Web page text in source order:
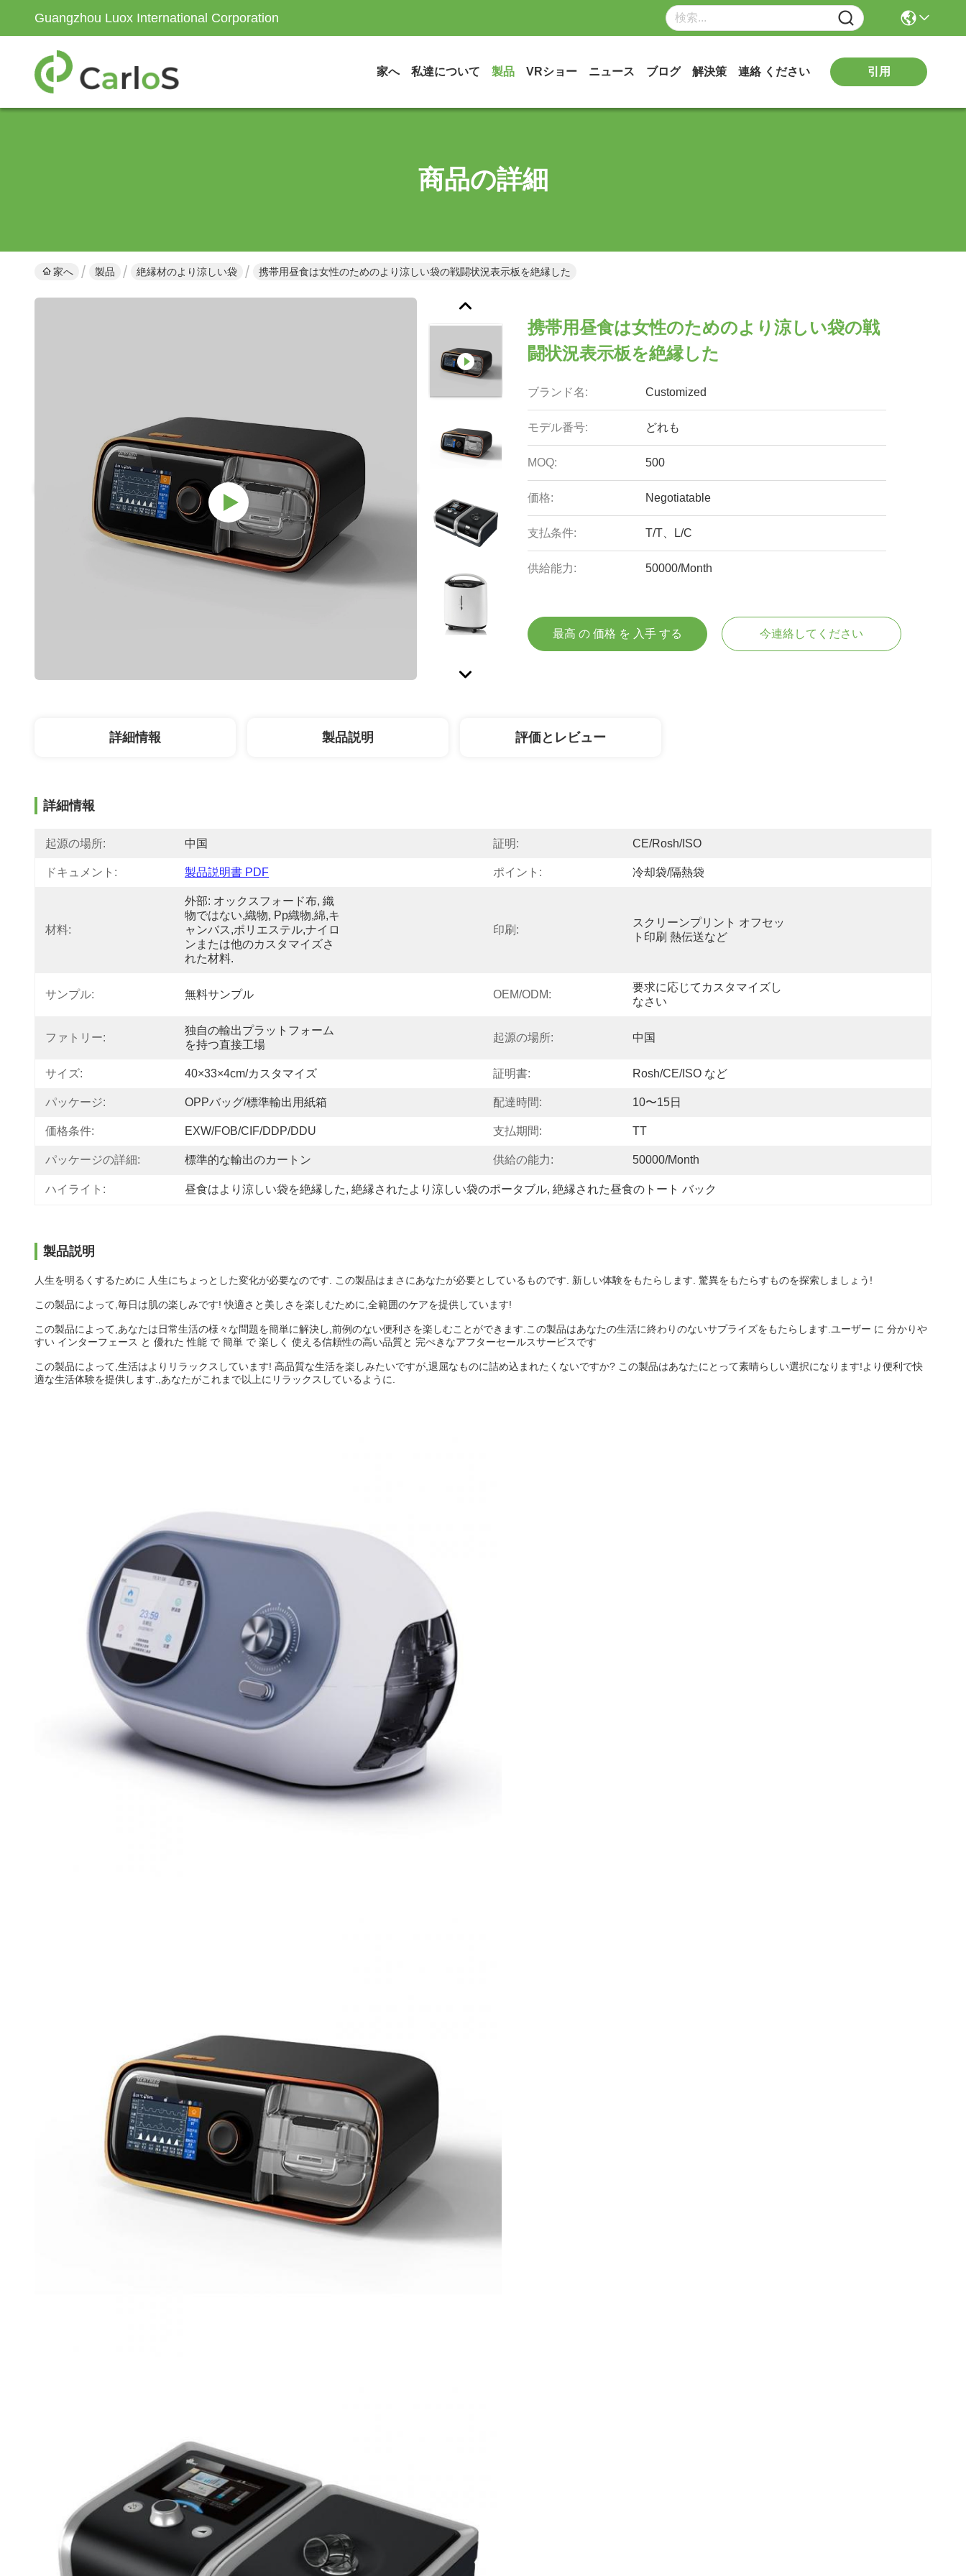
Guangzhou Luox International Corporation
家へ 私達について 製品 VRショー ニュース ブログ 解決策 連絡 ください 引用
商品の詳細
家へ 製品 絶縁材のより涼しい袋 携帯用昼食は女性のためのより涼しい袋の戦闘状況表示板を絶縁した
携帯用昼食は女性のためのより涼しい袋の戦
闘状況表示板を絶縁した
ブランド名: Customized
モデル番号: どれも
MOQ: 500
価格: Negotiatable
支払条件: T/T、L/C
供給能力: 50000/Month
最高 の 価格 を 入手 する 今連絡してください
詳細情報 製品説明 評価とレビュー
詳細情報
起源の場所: 中国 証明: CE/Rosh/ISO
ドキュメント: 製品説明書 PDF ポイント: 冷却袋/隔熱袋
材料:
外部: オックスフォード布, 織
物ではない,織物, Pp織物,綿,キ
ャンバス,ポリエステル,ナイロ
ンまたは他のカスタマイズさ
れた材料.
印刷:
スクリーンプリント オフセッ
ト印刷 熱伝送など
サンプル: 無料サンプル OEM/ODM:
要求に応じてカスタマイズし
なさい
ファトリー:
独自の輸出プラットフォーム
を持つ直接工場
起源の場所: 中国
サイズ: 40×33×4cm/カスタマイズ 証明書: Rosh/CE/ISO など
パッケージ: OPPバッグ/標準輸出用紙箱 配達時間: 10〜15日
価格条件: EXW/FOB/CIF/DDP/DDU 支払期間: TT
パッケージの詳細: 標準的な輸出のカートン 供給の能力: 50000/Month
ハイライト: 昼食はより涼しい袋を絶縁した, 絶縁されたより涼しい袋のポータブル, 絶縁された昼食のトート バック
製品説明
人生を明るくするために 人生にちょっとした変化が必要なのです. この製品はまさにあなたが必要としているものです. 新しい体験をもたらします. 驚異をもたらすものを探索しましょう!
この製品によって,毎日は肌の楽しみです! 快適さと美しさを楽しむために,全範囲のケアを提供しています!
この製品によって,あなたは日常生活の様々な問題を簡単に解決し,前例のない便利さを楽しむことができます.この製品はあなたの生活に終わりのないサプライズをもたらします.ユーザー に 分かりや
すい インターフェース と 優れた 性能 で 簡単 で 楽しく 使える信頼性の高い品質と 完ぺきなアフターセールスサービスです
この製品によって,生活はよりリラックスしています! 高品質な生活を楽しみたいですが,退屈なものに詰め込まれたくないですか? この製品はあなたにとって素晴らしい選択になります!より便利で快
適な生活体験を提供します.,あなたがこれまで以上にリラックスしているように.